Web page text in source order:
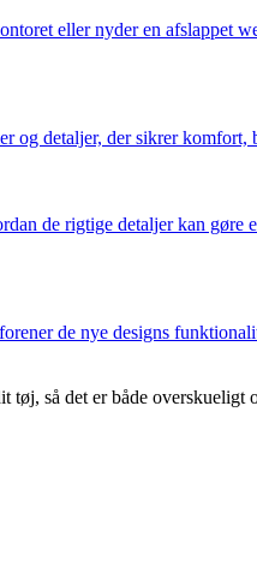
eller nyder en afslappet
detaljer, der sikrer komfort,
de rigtige detaljer kan
de nye designs
så det er både overskueligt